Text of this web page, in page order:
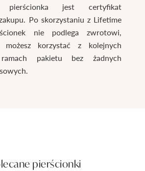
pierścionka jest certyfikat
Po skorzystaniu z Lifetime
nie podlega zwrotowi,
możesz korzystać z kolejnych
pakietu bez żadnych
pierścionki